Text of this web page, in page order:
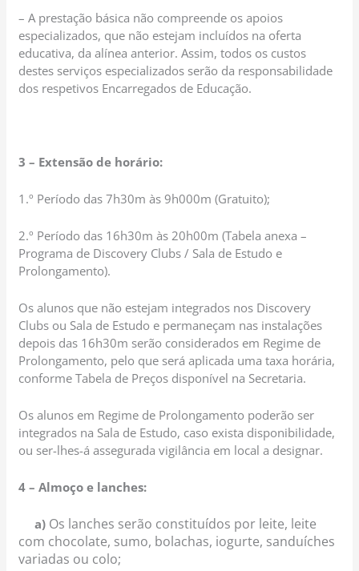
– A prestação básica não compreende os apoios
especializados, que não estejam incluídos na oferta
educativa, da alínea anterior. Assim, todos os custos
destes serviços especializados serão da responsabilidade
dos respetivos Encarregados de Educação.
3 – Extensão de horário:
1.º Período das 7h30m às 9h000m (Gratuito);
2.º Período das 16h30m às 20h00m (Tabela anexa –
Programa de Discovery Clubs / Sala de Estudo e
Prolongamento).
Os alunos que não estejam integrados nos Discovery
Clubs ou Sala de Estudo e permaneçam nas instalações
depois das 16h30m serão considerados em Regime de
Prolongamento, pelo que será aplicada uma taxa horária,
conforme Tabela de Preços disponível na Secretaria.
Os alunos em Regime de Prolongamento poderão ser
integrados na Sala de Estudo, caso exista disponibilidade,
ou ser-lhes-á assegurada vigilância em local a designar.
4 – Almoço e lanches:
a) Os lanches serão constituídos por leite, leite
com chocolate, sumo, bolachas, iogurte, sanduíches
variadas ou colo;